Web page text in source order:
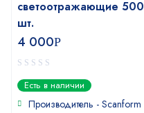
светоотражающие 500
шт.
4 000Р
0
out
of
Есть в наличии
Производитель - Scanform